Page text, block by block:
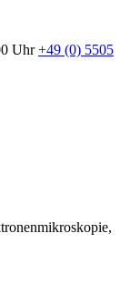
Uhr+49 (0) 5505